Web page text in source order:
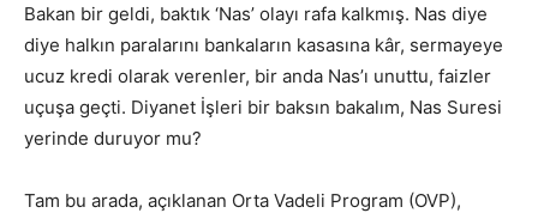
Bakan bir geldi, baktık ‘Nas’ olayı rafa kalkmış. Nas diye
diye halkın paralarını bankaların kasasına kâr, sermayeye
ucuz kredi olarak verenler, bir anda Nas’ı unuttu, faizler
uçuşa geçti. Diyanet İşleri bir baksın bakalım, Nas Suresi
yerinde duruyor mu?
Tam bu arada, açıklanan Orta Vadeli Program (OVP),